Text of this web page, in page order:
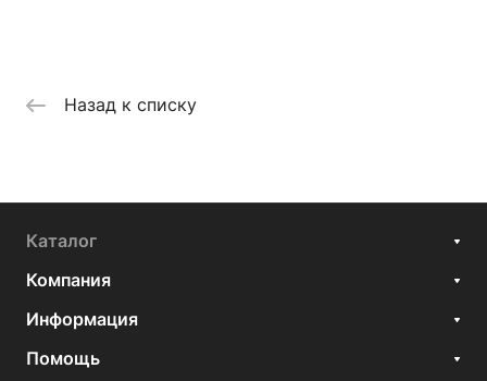
Назад к списку
Каталог
Компания
Информация
Помощь